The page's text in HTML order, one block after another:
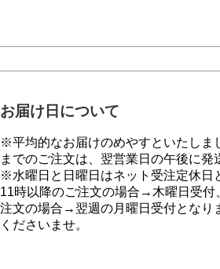
お届け日について
※平均的なお届けのめやすといたしま
までのご注文は、翌営業日の午後に発
※水曜日と日曜日はネット受注定休日
11時以降のご注文の場合→木曜日受付
注文の場合→翌週の月曜日受付となり
くださいませ。